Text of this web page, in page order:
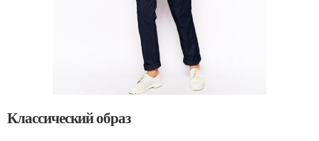
Классический образ